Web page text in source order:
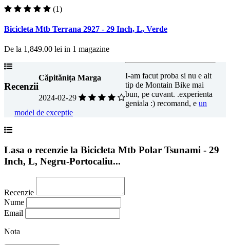
(1)
Bicicleta Mtb Terrana 2927 - 29 Inch, L, Verde
De la 1,849.00 lei in 1 magazine
Recenzii
Căpitănița Marga
2024-02-29
I-am facut proba si nu e alt
tip de Montain Bike mai
bun, pe cuvant. .experienta
geniala :) recomand, e un
model de exceptie
Lasa o recenzie la Bicicleta Mtb Polar Tsunami - 29
Inch, L, Negru-Portocaliu...
Recenzie
Nume
Email
Nota